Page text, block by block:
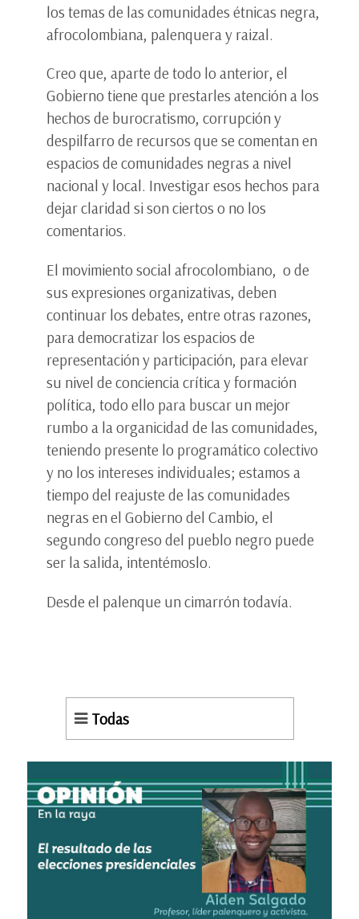
los temas de las comunidades étnicas negra,
afrocolombiana, palenquera y raizal.
Creo que, aparte de todo lo anterior, el
Gobierno tiene que prestarles atención a los
hechos de burocratismo, corrupción y
despilfarro de recursos que se comentan en
espacios de comunidades negras a nivel
nacional y local. Investigar esos hechos para
dejar claridad si son ciertos o no los
comentarios.
El movimiento social afrocolombiano, o de
sus expresiones organizativas, deben
continuar los debates, entre otras razones,
para democratizar los espacios de
representación y participación, para elevar
su nivel de conciencia crítica y formación
política, todo ello para buscar un mejor
rumbo a la organicidad de las comunidades,
teniendo presente lo programático colectivo
y no los intereses individuales; estamos a
tiempo del reajuste de las comunidades
negras en el Gobierno del Cambio, el
segundo congreso del pueblo negro puede
ser la salida, intentémoslo.
Desde el palenque un cimarrón todavía.
Todas